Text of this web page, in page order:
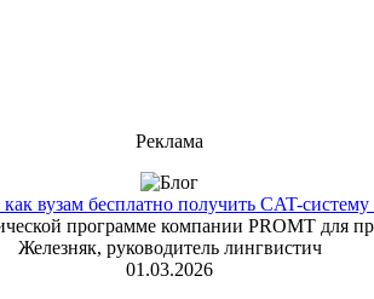
Реклама
вузам бесплатно получить CAT-
программе компании PROMT для
Железняк, руководитель лингвистич
01.03.2026